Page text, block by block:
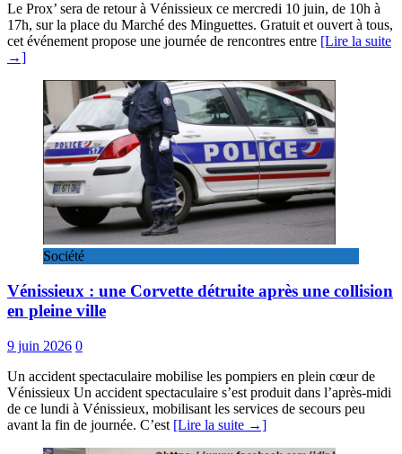
Le Prox’ sera de retour à Vénissieux ce mercredi 10 juin, de 10h à
17h, sur la place du Marché des Minguettes. Gratuit et ouvert à tous,
cet événement propose une journée de rencontres entre [Lire la suite
→]
Société
Vénissieux : une Corvette détruite après une collision
en pleine ville
9 juin 2026 0
Un accident spectaculaire mobilise les pompiers en plein cœur de
Vénissieux Un accident spectaculaire s’est produit dans l’après-midi
de ce lundi à Vénissieux, mobilisant les services de secours peu
avant la fin de journée. C’est [Lire la suite →]